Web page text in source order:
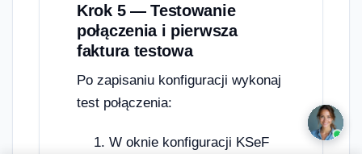
Krok 5 — Testowanie
połączenia i pierwsza
faktura testowa
Po zapisaniu konfiguracji wykonaj
test połączenia:
W oknie konfiguracji KSeF